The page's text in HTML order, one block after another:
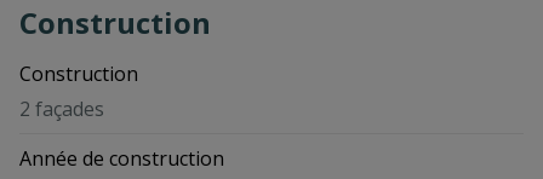
Construction
Construction
2 façades
Année de construction